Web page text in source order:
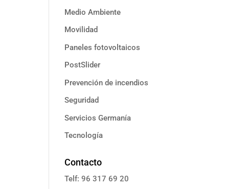
Medio Ambiente
Movilidad
Paneles fotovoltaicos
PostSlider
Prevención de incendios
Seguridad
Servicios Germanía
Tecnología
Contacto
Telf: 96 317 69 20